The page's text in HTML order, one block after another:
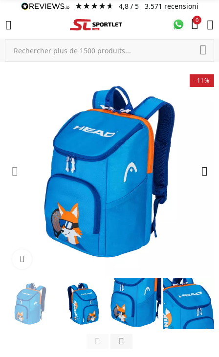
4,8/ 5 3.571 recensioni
0
-11%